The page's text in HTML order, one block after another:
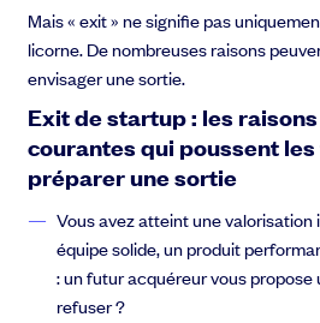
Mais « exit » ne signifie pas
licorne. De nombreuses raisons
envisager une sortie.
Exit de startup : les
courantes qui poussent
préparer une sortie
Vous avez atteint une
équipe solide, un produit
: un futur acquéreur vous propose
refuser ?